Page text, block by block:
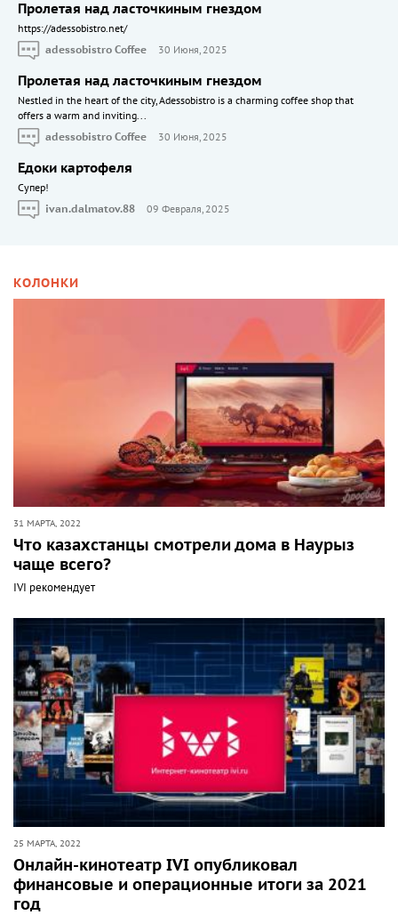
Пролетая над ласточкиным гнездом
https://adessobistro.net/
adessobistro Coffee
30 Июня, 2025
Пролетая над ласточкиным гнездом
Nestled in the heart of the city, Adessobistro is a charming coffee shop that
offers a warm and inviting...
adessobistro Coffee
30 Июня, 2025
Едоки картофеля
Cупер!
ivan.dalmatov.88
09 Февраля, 2025
КОЛОНКИ
31 МАРТА, 2022
Что казахстанцы смотрели дома в Наурыз
чаще всего?
IVI рекомендует
25 МАРТА, 2022
Онлайн-кинотеатр IVI опубликовал
финансовые и операционные итоги за 2021
год